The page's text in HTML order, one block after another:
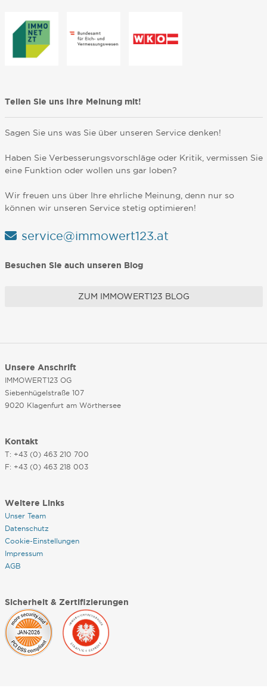
Teilen Sie uns Ihre Meinung mit!
Sagen Sie uns was Sie über unseren Service denken!
Haben Sie Verbesserungsvorschläge oder Kritik, vermissen Sie
eine Funktion oder wollen uns gar loben?
Wir freuen uns über Ihre ehrliche Meinung, denn nur so
können wir unseren Service stetig optimieren!
service@immowert123.at
Besuchen Sie auch unseren Blog
ZUM IMMOWERT123 BLOG
Unsere Anschrift
IMMOWERT123 OG
Siebenhügelstraße 107
9020 Klagenfurt am Wörthersee
Kontakt
T: +43 (0) 463 210 700
F: +43 (0) 463 218 003
Weitere Links
Unser Team
Datenschutz
Cookie-Einstellungen
Impressum
AGB
Sicherheit & Zertifizierungen